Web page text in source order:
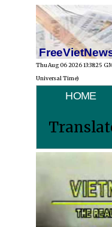
Thu Aug 06 2026 13:38:25
Universal Time)
HOME